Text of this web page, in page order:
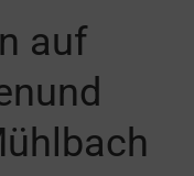
auf